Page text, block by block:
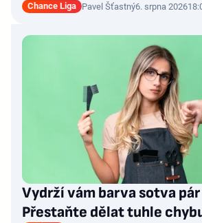
Chance Liga Pavel Šťastný6. srpna 2026
Vydrží vám barva sotva
Přestaňte dělat tuhle